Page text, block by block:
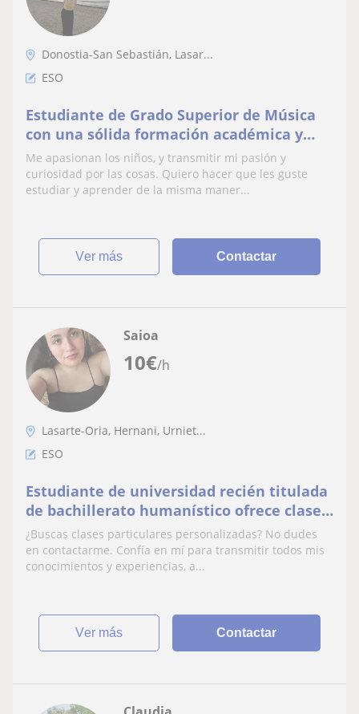
Donostia-San Sebastián, Lasar...
ESO
Estudiante de Grado Superior de Música
con una sólida formación académica y
artística.
Me apasionan los niños, y transmitir mi pasión y
curiosidad por las cosas. Quiero hacer que les guste
estudiar y aprender de la misma maner...
ver más Contactar
10€/h
Saioa
Lasarte-Oria, Hernani, Urniet...
ESO
Estudiante de universidad recién titulada
de bachillerato humanístico ofrece clases
particulares de manera presencial y
digital.
¿Buscas clases particulares personalizadas? No dudes
en contactarme. Confía en mí para transmitir todos mis
conocimientos y experiencias, a...
ver más Contactar